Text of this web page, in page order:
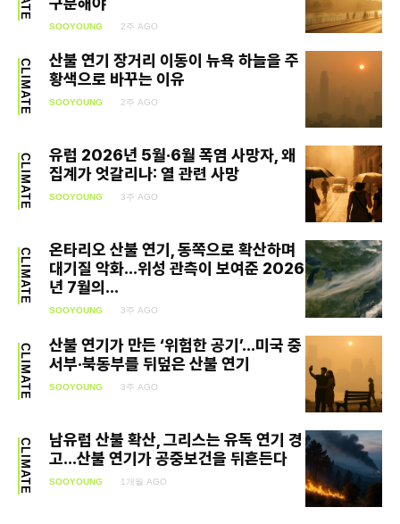
Climate
Energy
Food
Life
Interview
SOOYOUNG 2주 AGO
CLIMATE
산불 연기 장거리 이동이 뉴욕 하늘을 주
황색으로 바꾸는 이유
SOOYOUNG 2주 AGO
CLIMATE
유럽 2026년 5월·6월 폭염 사망자, 왜
집계가 엇갈리나: 열 관련 사망
SOOYOUNG 3주 AGO
CLIMATE
온타리오 산불 연기, 동쪽으로 확산하며
대기질 악화…위성 관측이 보여준 2026
년 7월의...
SOOYOUNG 3주 AGO
CLIMATE
산불 연기가 만든 ‘위험한 공기’…미국 중
서부·북동부를 뒤덮은 산불 연기
SOOYOUNG 3주 AGO
CLIMATE
남유럽 산불 확산, 그리스는 유독 연기 경
고…산불 연기가 공중보건을 뒤흔든다
SOOYOUNG 1개월 AGO